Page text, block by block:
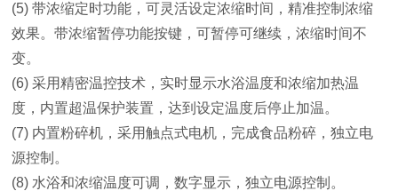
(5) 带浓缩定时功能，可灵活设定浓缩时间，精准控制浓缩
效果。带浓缩暂停功能按键，可暂停可继续，浓缩时间不
变。
(6) 采用精密温控技术，实时显示水浴温度和浓缩加热温
度，内置超温保护装置，达到设定温度后停止加温。
(7) 内置粉碎机，采用触点式电机，完成食品粉碎，独立电
源控制。
(8) 水浴和浓缩温度可调，数字显示，独立电源控制。